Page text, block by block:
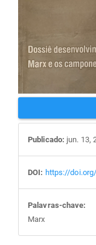
Publicado: jun. 13,
DOI: https://
Palavras-chave:
Marx